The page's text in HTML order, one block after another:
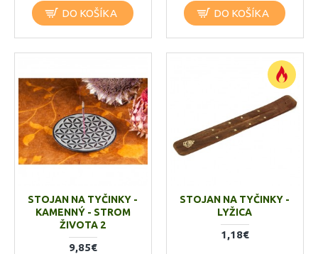
DO KOŠÍKA DO KOŠÍKA
STOJAN NA TYČINKY -
KAMENNÝ - STROM
ŽIVOTA 2
9,85€
STOJAN NA TYČINKY -
LYŽICA
1,18€